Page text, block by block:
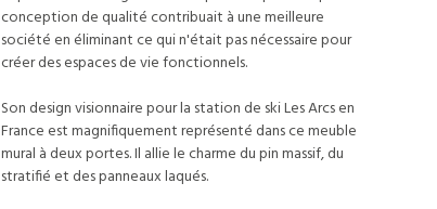
conception de qualité contribuait à une meilleure
société en éliminant ce qui n'était pas nécessaire pour
créer des espaces de vie fonctionnels.
Son design visionnaire pour la station de ski Les Arcs en
France est magnifiquement représenté dans ce meuble
mural à deux portes. Il allie le charme du pin massif, du
stratifié et des panneaux laqués.